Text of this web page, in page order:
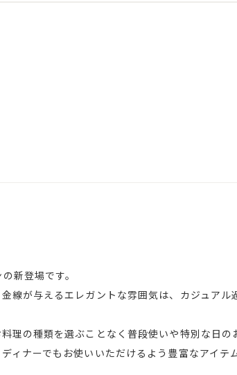
新登場です。
線が与えるエレガントな雰囲気は、カジュアル
理の種類を選ぶことなく普段使いや特別な日の
ィナーでもお使いいただけるよう豊富なアイテ